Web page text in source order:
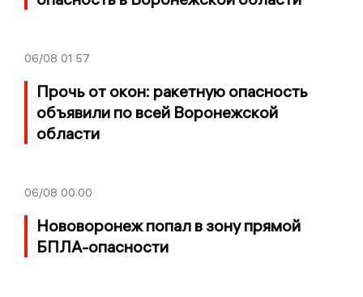
06/08 01:57
Прочь от окон: ракетную опасность
объявили по всей Воронежской
области
06/08 00:00
Нововоронеж попал в зону прямой
БПЛА-опасности